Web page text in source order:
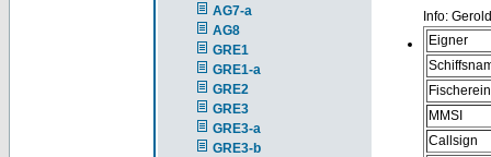
AG7-a
AG8
GRE1
GRE1-a
GRE2
GRE3
GRE3-a
GRE3-b
Info:
Eigner
MMSI
Callsign